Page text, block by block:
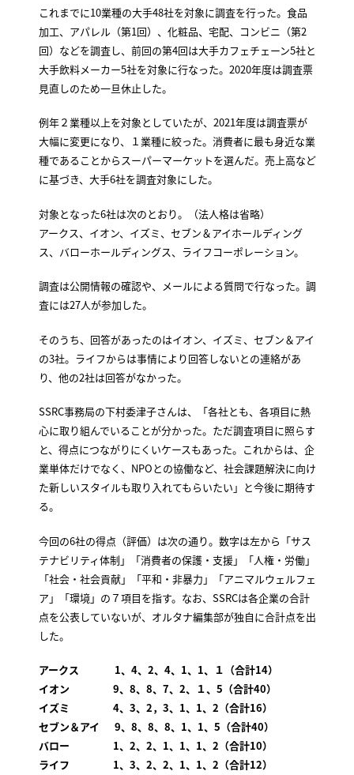
これまでに10業種の大手48社を対象に調査を行った。食品
加工、アパレル（第1回）、化粧品、宅配、コンビニ（第2
回）などを調査し、前回の第4回は大手カフェチェーン5社と
大手飲料メーカー5社を対象に行なった。2020年度は調査票
見直しのため一旦休止した。
例年２業種以上を対象としていたが、2021年度は調査票が
大幅に変更になり、１業種に絞った。消費者に最も身近な業
種であることからスーパーマーケットを選んだ。売上高など
に基づき、大手6社を調査対象にした。
対象となった6社は次のとおり。（法人格は省略）
アークス、イオン、イズミ、セブン＆アイホールディング
ス、バローホールディングス、ライフコーポレーション。
調査は公開情報の確認や、メールによる質問で行なった。調
査には27人が参加した。
そのうち、回答があったのはイオン、イズミ、セブン＆アイ
の3社。ライフからは事情により回答しないとの連絡があ
り、他の2社は回答がなかった。
SSRC事務局の下村委津子さんは、「各社とも、各項目に熱
心に取り組んでいることが分かった。ただ調査項目に照らす
と、得点につながりにくいケースもあった。これからは、企
業単体だけでなく、NPOとの協働など、社会課題解決に向け
た新しいスタイルも取り入れてもらいたい」と今後に期待す
る。
今回の6社の得点（評価）は次の通り。数字は左から「サス
テナビリティ体制」「消費者の保護・支援」「人権・労働」
「社会・社会貢献」「平和・非暴力」「アニマルウェルフェ
ア」「環境」の７項目を指す。なお、SSRCは各企業の合計
点を公表していないが、オルタナ編集部が独自に合計点を出
した。
アークス 1、4、2、4、1、1、１（合計14）
イオン 9、8、8、7、2、１、5（合計40）
イズミ 4、3、2，3、1、1、2（合計16）
セブン＆アイ 9、8、8、8、1、1、5（合計40）
バロー 1、2、2、1、1、1、2（合計10）
ライフ
1、3、2、2、1、1、2（合計12）